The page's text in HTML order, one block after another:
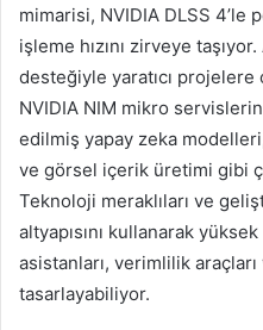
mimarisi, NVIDIA DLSS 4’le
işleme hızını zirveye
desteğiyle yaratıcı projelere
NVIDIA NIM mikro
edilmiş yapay zeka
ve görsel içerik üretimi gibi
Teknoloji meraklıları ve
altyapısını kullanarak
asistanları, verimlilik
tasarlayabiliyor.